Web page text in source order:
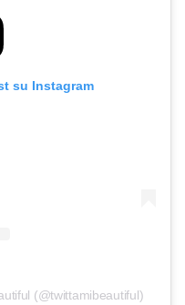
su Instagram
(@twittamibeautiful)